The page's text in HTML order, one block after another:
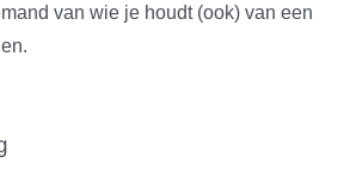
van wie je houdt (ook) van een